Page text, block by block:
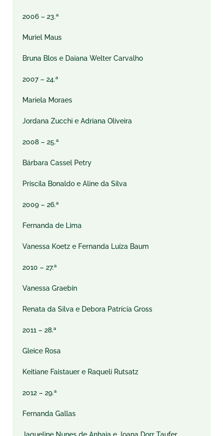
2006 – 23.ª
Muriel Maus
Bruna Blos e Daiana Welter Carvalho
2007 – 24.ª
Mariela Moraes
Jordana Zucchi e Adriana Oliveira
2008 – 25.ª
Bárbara Cassel Petry
Priscila Bonaldo e Aline da Silva
2009 – 26.ª
Fernanda de Lima
Vanessa Koetz e Fernanda Luíza Baum
2010 – 27.ª
Vanessa Graebin
Renata da Silva e Debora Patrícia Gross
2011 – 28.ª
Gleice Rosa
Keitiane Faistauer e Raqueli Rutsatz
2012 – 29.ª
Fernanda Gallas